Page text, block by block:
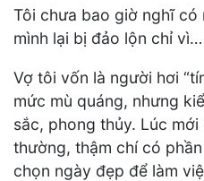
Tôi chưa bao giờ nghĩ
mình lại bị đảo lộn chỉ
Vợ tôi vốn là người hơi
mức mù quáng, nhưng
sắc, phong thủy. Lúc
thường, thậm chí có
chọn ngày đẹp để làm